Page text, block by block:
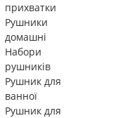
прихватки
Рушники
домашні
Набори
рушників
Рушник для
ванної
Рушник для